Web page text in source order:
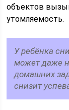
объектов
утомляемость.
У ребёнка
может даже
домашних
снизит